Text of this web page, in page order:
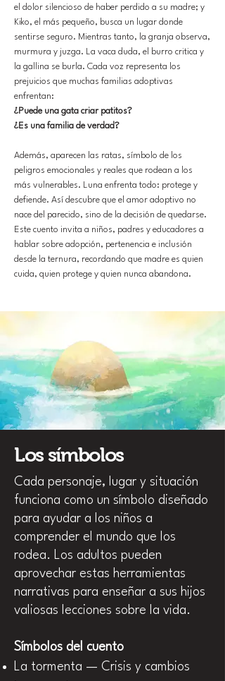
el dolor silencioso de haber perdido a su madre; y
Kiko, el más pequeño, busca un lugar donde
sentirse seguro. Mientras tanto, la granja observa,
murmura y juzga. La vaca duda, el burro critica y
la gallina se burla. Cada voz representa los
prejuicios que muchas familias adoptivas
enfrentan:
¿Puede una gata criar patitos?
¿Es una familia de verdad?
Además, aparecen las ratas, símbolo de los
peligros emocionales y reales que rodean a los
más vulnerables. Luna enfrenta todo: protege y
defiende. Así descubre que el amor adoptivo no
nace del parecido, sino de la decisión de quedarse.
Este cuento invita a niños, padres y educadores a
hablar sobre adopción, pertenencia e inclusión
desde la ternura, recordando que madre es quien
cuida, quien protege y quien nunca abandona.
Los símbolos
Cada personaje, lugar y situación
funciona como un símbolo diseñado
para ayudar a los niños a
comprender el mundo que los
rodea.​ Los adultos pueden
aprovechar estas herramientas
narrativas para enseñar a sus hijos
valiosas lecciones sobre la vida.
​Símbolos del cuento
La tormenta — Crisis y cambios